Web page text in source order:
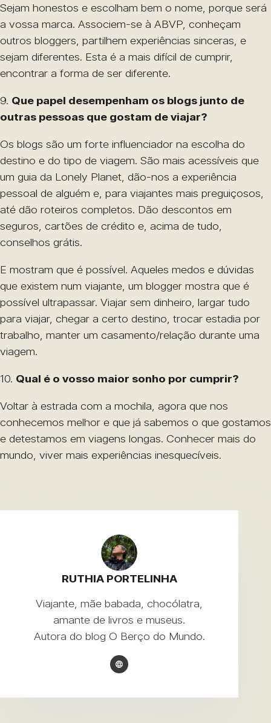
Sejam honestos e escolham bem o nome, porque será
a vossa marca. Associem-se à ABVP, conheçam
outros bloggers, partilhem experiências sinceras, e
sejam diferentes. Esta é a mais difícil de cumprir,
encontrar a forma de ser diferente.
9. Que papel desempenham os blogs junto de
outras pessoas que gostam de viajar?
Os blogs são um forte influenciador na escolha do
destino e do tipo de viagem. São mais acessíveis que
um guia da Lonely Planet, dão-nos a experiência
pessoal de alguém e, para viajantes mais preguiçosos,
até dão roteiros completos. Dão descontos em
seguros, cartões de crédito e, acima de tudo,
conselhos grátis.
E mostram que é possível. Aqueles medos e dúvidas
que existem num viajante, um blogger mostra que é
possível ultrapassar. Viajar sem dinheiro, largar tudo
para viajar, chegar a certo destino, trocar estadia por
trabalho, manter um casamento/relação durante uma
viagem.
10. Qual é o vosso maior sonho por cumprir?
Voltar à estrada com a mochila, agora que nos
conhecemos melhor e que já sabemos o que gostamos
e detestamos em viagens longas. Conhecer mais do
mundo, viver mais experiências inesquecíveis.
RUTHIA PORTELINHA
Viajante, mãe babada, chocólatra,
amante de livros e museus.
Autora do blog O Berço do Mundo.